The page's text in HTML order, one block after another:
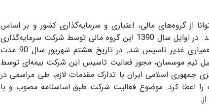
از گروه‌های مالی، اعتباری و سرمایه‌گذاری کشور و بر اساس
سیاست خصوصی‌سازی صنعت بیمه کشور تاسیس شد. در اوایل سال 1390 این گروه مالی توسط شرکت سرمایه‌گذاری
خوارزمی، بانک صادرات ایران و به واسطه موسسه همیاری غدیر تاسیس شد. در تاریخ هشتم شهریور سال 90 مدت
تیم موسسان، مجوز فعالیت تاسیس این شرکت بیمه‌ای توسط
جمهوری اسلامی ایران با تدارک مقدمات لازم، طی مراسمی در
این شرکت را اعطا کرد. موضوع فعالیت شرکت طبق اساسنامه مصوب و با